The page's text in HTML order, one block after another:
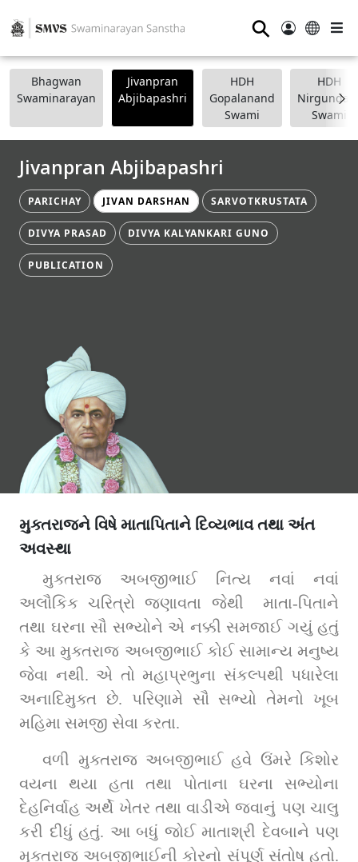
⚲
Bhagwan
Swaminarayan
Jivanpran
Abjibapashri
HDH
Gopalanand
Swami
HDH
Swami
Jivanpran Abjibapashri
PARICHAY JIVAN DARSHAN SARVOTKRUSTATA
DIVYA PRASAD DIVYA KALYANKARI GUNO
PUBLICATION
મુક્તરાજને વિષે માતાપિતાને દિવ્યભાવ તથા અંત
અવસ્થા
મુક્તરાજ અબજીભાઈ નિત્ય નવાં નવાં
અલૌકિક ચરિત્રો જણાવતા જેથી  માતા-પિતાને
તથા ઘરના સૌ સભ્યોને એ નક્કી સમજાઈ ગયું હતું
કે આ મુક્તરાજ અબજીભાઈ કોઈ સામાન્ય મનુષ્ય
જેવા નથી. એ તો મહાપ્રભુના સંકલ્પથી પધારેલા
અનાદિમુક્ત છે. પરિણામે સૌ સભ્યો તેમનો ખૂબ
મહિમા સમજી સેવા કરતા.
વળી મુક્તરાજ અબજીભાઈ હવે ઉંમરે કિશોર
વયના થયા હતા તથા પોતાના ઘરના સભ્યોના
દેહનિર્વાહ અર્થે ખેતર તથા વાડીએ જવાનું પણ ચાલુ
કરી દીધું હતું. આ બધું જોઈ માતાશ્રી દેવબાને પણ
મુક્તરાજ અબજીભાઈની કોરનો સંપૂર્ણ સંતોષ હતો.